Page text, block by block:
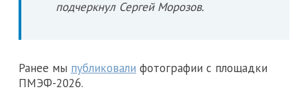
подчеркнул Сергей Морозов.
Ранее мы публиковали фотографии с площадки
ПМЭФ-2026.